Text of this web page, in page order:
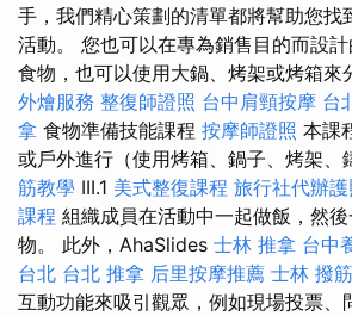
手，我們精心策劃的清單都將幫助您找
活動。 您也可以在專為銷售目的而設
食物，也可以使用大鍋、烤架或烤箱來
外燴服務 整復師證照 台中肩頸按摩 台
拿 食物準備技能課程 按摩師證照 本課
或戶外進行（使用烤箱、鍋子、烤架、
筋教學 III.1 美式整復課程 旅行社代辦護
課程 組織成員在活動中一起做飯，然
物。 此外，AhaSlides 士林 推拿 台中
台北 台北 推拿 后里按摩推薦 士林 撥筋
互動功能來吸引觀眾，例如現場投票、